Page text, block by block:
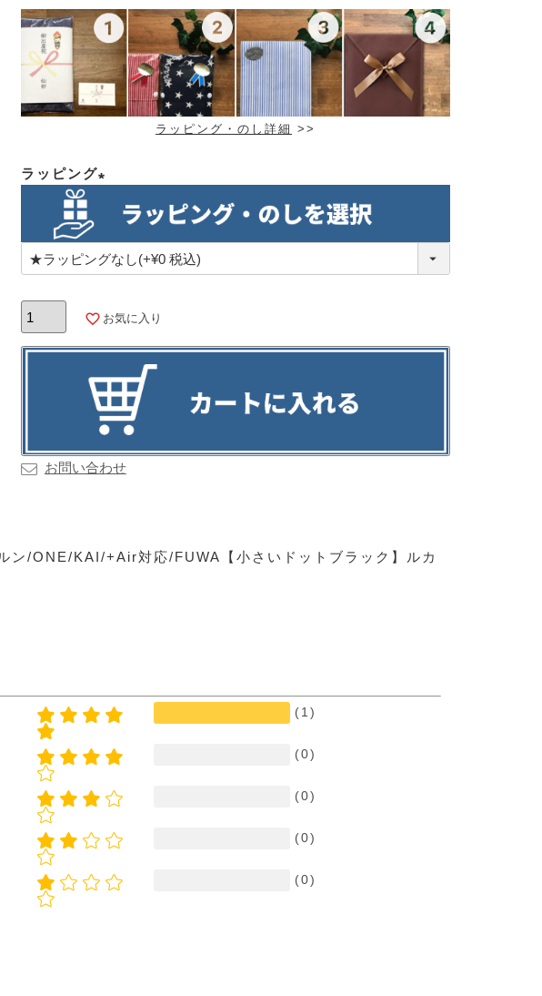
ラッピング・のし詳細 >>
ラッピング
お気に入り
お問い合わせ
ン/ONE/KAI/+Air対応/FUWA【小さいドットブラック】ルカ
(1)
(0)
(0)
(0)
(0)